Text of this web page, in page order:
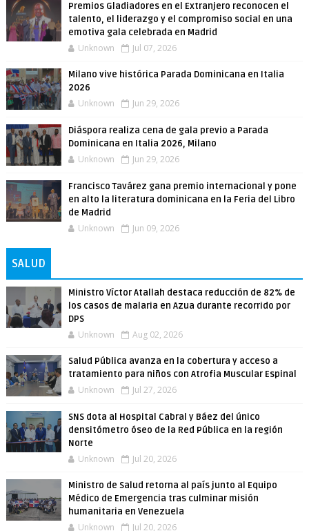
Premios Gladiadores en el Extranjero reconocen el
talento, el liderazgo y el compromiso social en una
emotiva gala celebrada en Madrid
Unknown Jul 07, 2026
Milano vive histórica Parada Dominicana en Italia
2026
Unknown Jun 29, 2026
Diáspora realiza cena de gala previo a Parada
Dominicana en Italia 2026, Milano
Unknown Jun 29, 2026
Francisco Tavárez gana premio internacional y pone
en alto la literatura dominicana en la Feria del Libro
de Madrid
Unknown Jun 09, 2026
SALUD
Ministro Víctor Atallah destaca reducción de 82% de
los casos de malaria en Azua durante recorrido por
DPS
Unknown Aug 02, 2026
Salud Pública avanza en la cobertura y acceso a
tratamiento para niños con Atrofia Muscular Espinal
Unknown Jul 27, 2026
SNS dota al Hospital Cabral y Báez del único
densitómetro óseo de la Red Pública en la región
Norte
Unknown Jul 20, 2026
Ministro de Salud retorna al país junto al Equipo
Médico de Emergencia tras culminar misión
humanitaria en Venezuela
Unknown Jul 20, 2026